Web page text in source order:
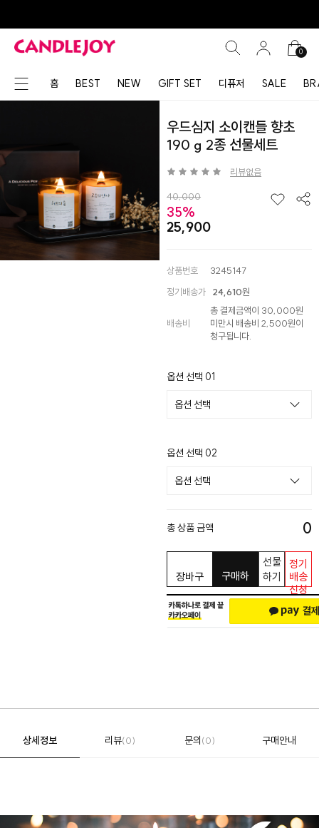
0
홈 BEST NEW GIFT SET 디퓨저 SALE
우드심지 소이캔들 향초
190 g 2종 선물세트
리뷰없음
40,000
35%
25,900
상품번호
3245147
정기배송가
24,610원
배송비
총 결제금액이 30,000원
미만시 배송비 2,500원이
청구됩니다.
옵션 선택 01
옵션 선택 02
총 상품 금액 0
장바구
니
구매하
선물
하기
정기
배송
신청
상세정보 리뷰(0) 문의(0) 구매안내